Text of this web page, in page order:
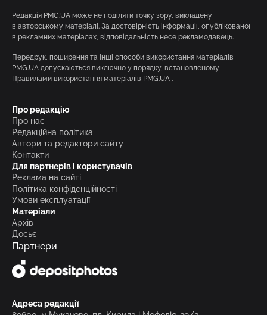
Редакція PMG.UA може не поділяти точку зору, викладену
в авторському матеріалі. За достовірність інформації, опублікованої
в рекламних матеріалах, відповідальність несе рекламодавець.
Передрук, поширення та інші способи використання матеріалів
PMG.UA допускаються виключно у порядку, встановленому
Правилами використання матеріалів PMG.UA .
Про редакцію
Про нас
Редакційна політика
Автори та редактори сайту
Контакти
Для партнерів і користувачів
Реклама на сайті
Політика конфіденційності
Умови експлуатації
Матеріали
Архів
Досьє
Партнери
Адреса редакції